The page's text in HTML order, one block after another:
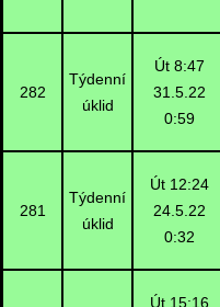
282
Týdenní
úklid
Út 8:47
31.5.22
0:59
281
Týdenní
úklid
Út 12:24
24.5.22
0:32
Út 15:16